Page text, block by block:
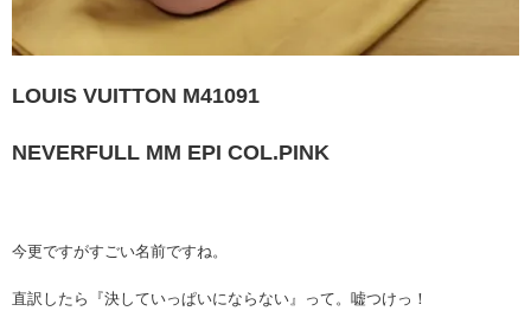
LOUIS VUITTON M41091
NEVERFULL MM EPI COL.PINK
今更ですがすごい名前ですね。
直訳したら『決していっぱいにならない』って。嘘つけっ！